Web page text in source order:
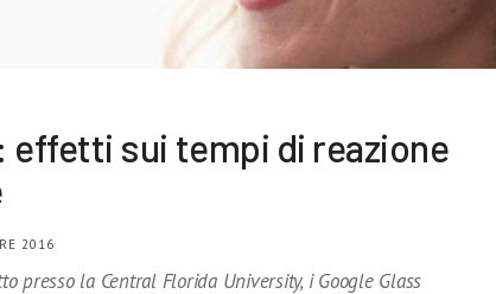
effetti sui tempi di reazione
2016
presso la Central Florida University, i Google Glass